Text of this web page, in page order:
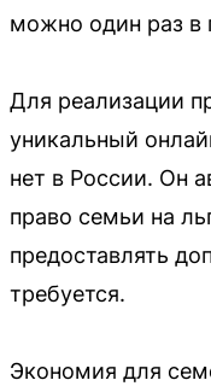
можно один раз в
Для реализации
уникальный
нет в России. Он
право семьи на
предоставлять
требуется.
Экономия для